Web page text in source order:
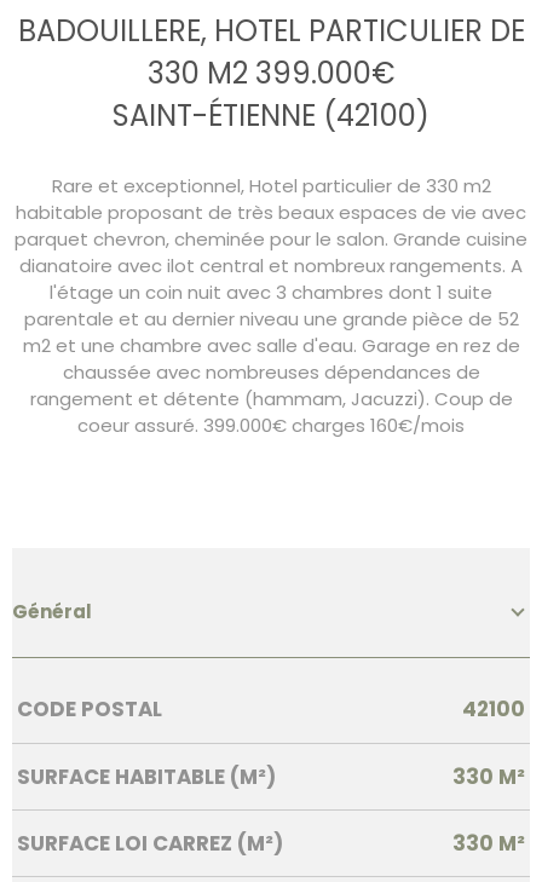
BADOUILLERE, HOTEL PARTICULIER DE
330 M2 399.000€
SAINT-ÉTIENNE (42100)
Rare et exceptionnel, Hotel particulier de 330 m2
habitable proposant de très beaux espaces de vie avec
parquet chevron, cheminée pour le salon. Grande cuisine
dianatoire avec ilot central et nombreux rangements. A
l'étage un coin nuit avec 3 chambres dont 1 suite
parentale et au dernier niveau une grande pièce de 52
m2 et une chambre avec salle d'eau. Garage en rez de
chaussée avec nombreuses dépendances de
rangement et détente (hammam, Jacuzzi). Coup de
coeur assuré. 399.000€ charges 160€/mois
Général
Caractérisque Valeurs
CODE POSTAL 42100
SURFACE HABITABLE (M²) 330 M²
SURFACE LOI CARREZ (M²) 330 M²